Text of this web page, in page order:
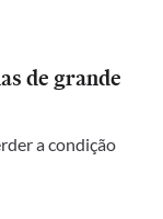
de grande
a condição